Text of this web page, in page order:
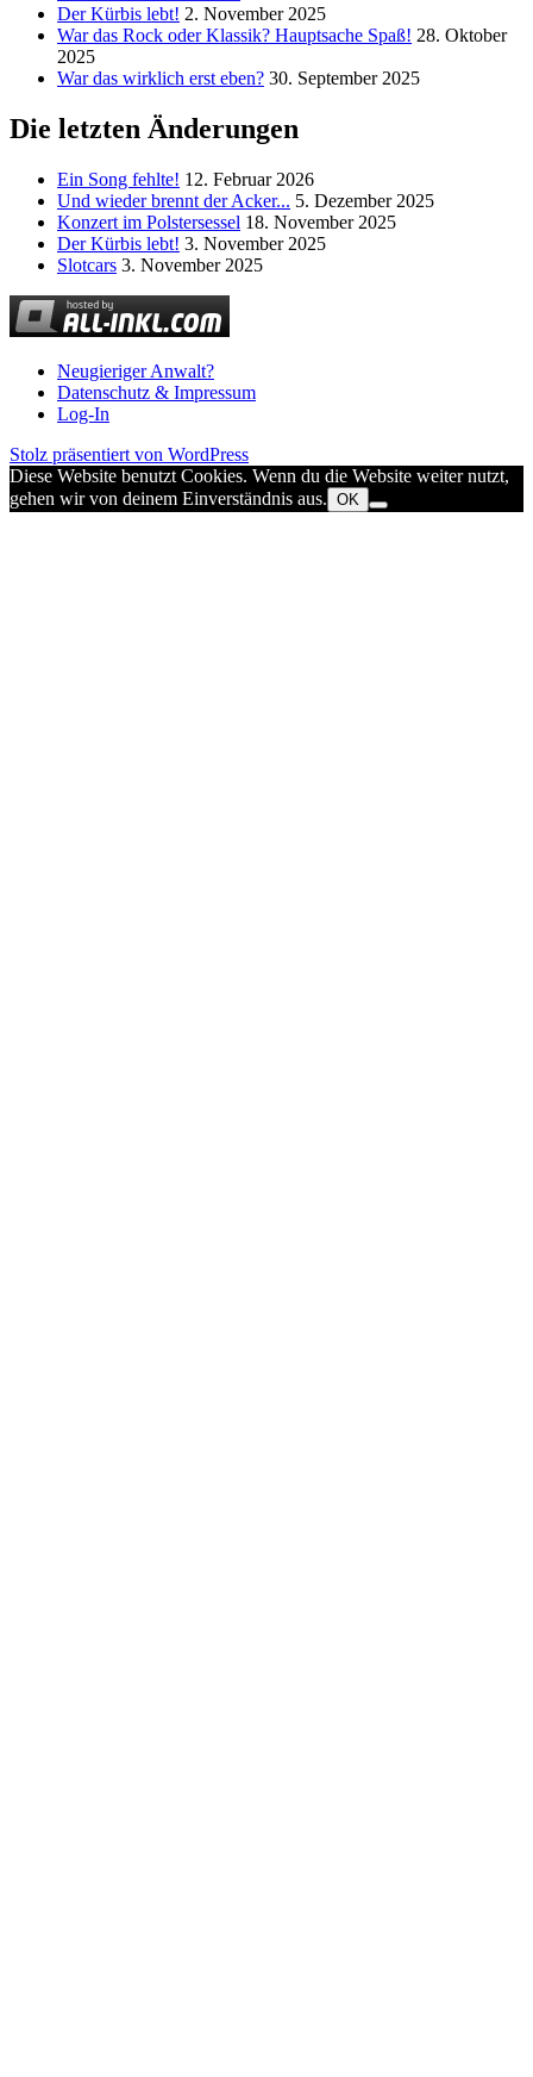
Der Kürbis lebt! 2. November 2025
War das Rock oder Klassik? Hauptsache Spaß! 28. Oktober
2025
War das wirklich erst eben? 30. September 2025
Die letzten Änderungen
Ein Song fehlte! 12. Februar 2026
Und wieder brennt der Acker... 5. Dezember 2025
Konzert im Polstersessel 18. November 2025
Der Kürbis lebt! 3. November 2025
Slotcars 3. November 2025
Neugieriger Anwalt?
Datenschutz & Impressum
Log-In
Stolz präsentiert von WordPress
Diese Website benutzt Cookies. Wenn du die Website weiter nutzt,
gehen wir von deinem Einverständnis aus. OK